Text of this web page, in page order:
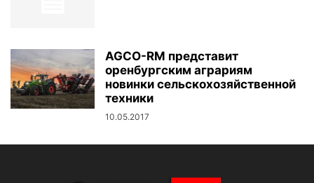
AGCO-RM представит
оренбургским аграриям
новинки сельскохозяйственной
техники
10.05.2017